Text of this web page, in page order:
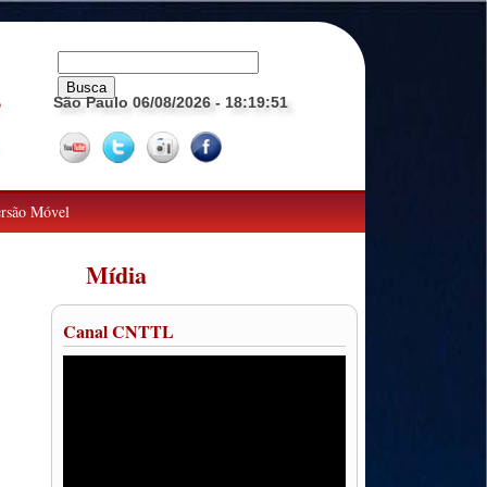
São Paulo 06/08/2026 - 18:19:52
Móvel
Mídia
Canal CNTTL